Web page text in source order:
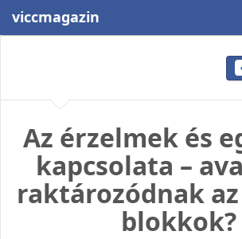
viccmagazin
Az érzelmek és
kapcsolata –
raktározódnak
blokkok?